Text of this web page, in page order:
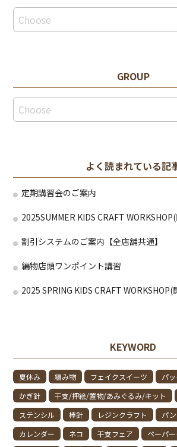
GROUP
よく読まれている記
定期講習会のご案内
2025SUMMER KIDS CRAFT
割引システムのご案内【全店舗共通】
編物店頭ワンポイント講習
2025 SPRING KIDS CRAFT WORKSHOP(
KEYWORD
夏休み 編み物 フェイクスイーツ パ
かぎ針
干支/押絵/置物/あみぐるみ/キット
ステンシル
棒針 レジンクラフト
パ
カレンダー
ネコ 干支フェア
ペーパ